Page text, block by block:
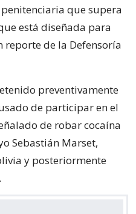
que supera
está diseñada para
reporte de la Defensoría
preventivamente
de participar en el
de robar cocaína
Sebastián Marset,
y posteriormente